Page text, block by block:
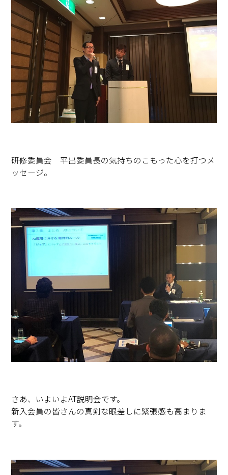
研修委員会 平出委員長の気持ちのこもった心を打つメ
ッセージ。
さあ、いよいよAT説明会です。
新入会員の皆さんの真剣な眼差しに緊張感も高まりま
す。